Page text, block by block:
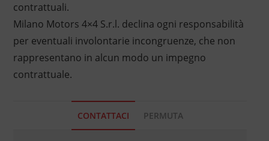
contrattuali.
Milano Motors 4×4 S.r.l. declina ogni responsabilità
per eventuali involontarie incongruenze, che non
rappresentano in alcun modo un impegno
contrattuale.
CONTATTACI PERMUTA